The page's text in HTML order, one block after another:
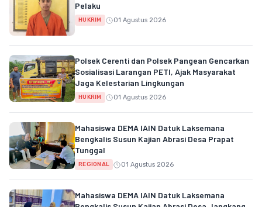
Pelaku
HUKRIM 01 Agustus 2026
Polsek Cerenti dan Polsek Pangean Gencarkan
Sosialisasi Larangan PETI, Ajak Masyarakat
Jaga Kelestarian Lingkungan
HUKRIM 01 Agustus 2026
Mahasiswa DEMA IAIN Datuk Laksemana
Bengkalis Susun Kajian Abrasi Desa Prapat
Tunggal
REGIONAL 01 Agustus 2026
Mahasiswa DEMA IAIN Datuk Laksemana